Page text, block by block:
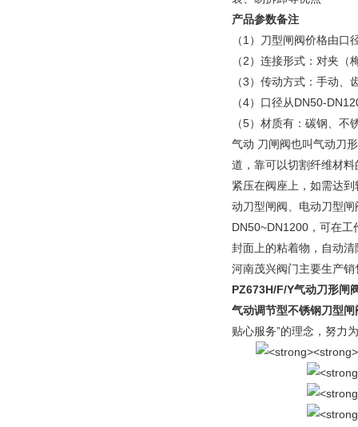
产品参数备注
（1）刀型闸阀价格由口
（2）连接形式：对夹
（3）传动方式：手动
（4）口径从DN50-
（5）材质有：碳钢、
气动 刀闸阀也叫气动刀
道，靠可以切割纤维材
紧压在阀座上，如需达
动刀型闸阀、电动刀型
DN50~DN1200，可在
封面上的粘着物，自动
河南茂兴阀门主要生产销
PZ673H/F/Y气动刀形闸
气动调节型不锈钢刀型
贴心服务”的理念，努力